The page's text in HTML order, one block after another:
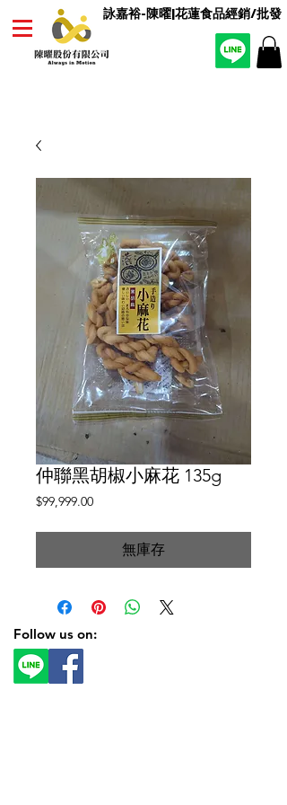
詠嘉裕-陳曜|花蓮食品經銷/批發
仲聯黑胡椒小麻花 135g
$99,999.00價
無庫存
Follow us on: